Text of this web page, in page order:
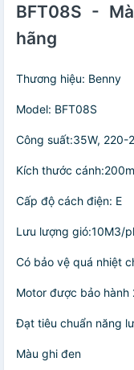
BFT08S -
hãng
Thương hiệu: Benny
Model: BFT08S
Công suất:35W, 220-
Kích thước
Cấp độ cách điện: E
Lưu lượng gió:10M3/
Có bảo vệ quá nhiệt
Motor được bảo hành
Đạt tiêu chuẩn năng
Màu ghi đen